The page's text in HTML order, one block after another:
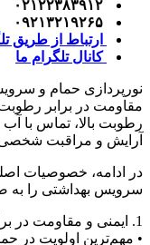
ارتباط از طریق
کانال تلگرام ما
حمام و سرویس
در برابر رطوبت
بالا، تماس با آب
و مراقبت شخصی)
ادامه، خصوصیات اصلی
بهداشتی را به
مهم‌ترین اولویت در